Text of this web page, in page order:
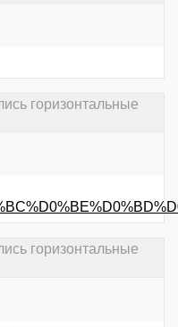
горизонтальные
горизонтальные